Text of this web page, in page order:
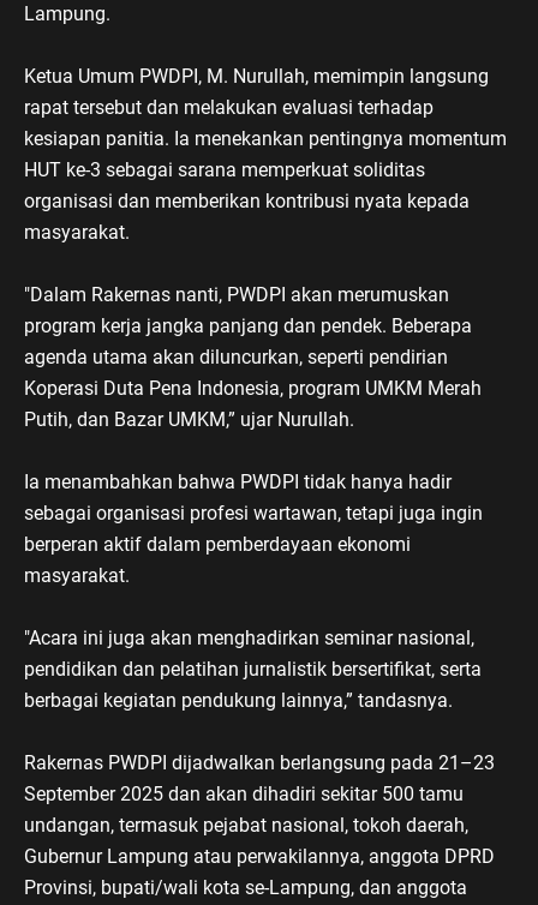
Lampung.
Ketua Umum PWDPI, M. Nurullah, memimpin langsung
rapat tersebut dan melakukan evaluasi terhadap
kesiapan panitia. Ia menekankan pentingnya momentum
HUT ke-3 sebagai sarana memperkuat soliditas
organisasi dan memberikan kontribusi nyata kepada
masyarakat.
"Dalam Rakernas nanti, PWDPI akan merumuskan
program kerja jangka panjang dan pendek. Beberapa
agenda utama akan diluncurkan, seperti pendirian
Koperasi Duta Pena Indonesia, program UMKM Merah
Putih, dan Bazar UMKM,” ujar Nurullah.
Ia menambahkan bahwa PWDPI tidak hanya hadir
sebagai organisasi profesi wartawan, tetapi juga ingin
berperan aktif dalam pemberdayaan ekonomi
masyarakat.
"Acara ini juga akan menghadirkan seminar nasional,
pendidikan dan pelatihan jurnalistik bersertifikat, serta
berbagai kegiatan pendukung lainnya,” tandasnya.
Rakernas PWDPI dijadwalkan berlangsung pada 21–23
September 2025 dan akan dihadiri sekitar 500 tamu
undangan, termasuk pejabat nasional, tokoh daerah,
Gubernur Lampung atau perwakilannya, anggota DPRD
Provinsi, bupati/wali kota se-Lampung, dan anggota